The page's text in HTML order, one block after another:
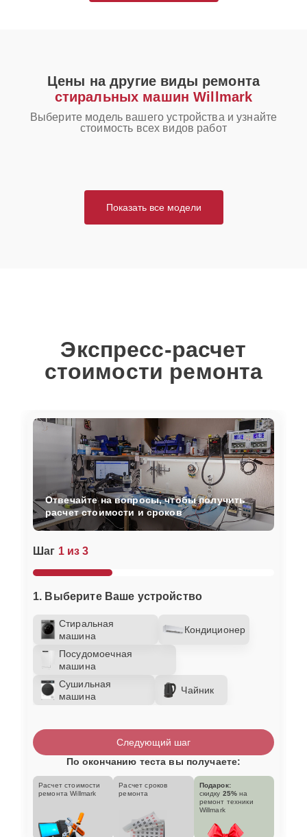
Цены на другие виды ремонта
стиральных машин Willmark
Выберите модель вашего устройства и узнайте
стоимость всех видов работ
Показать все модели
Экспресс-расчет
стоимости ремонта
Шаг 1 из 3
1. Выберите Ваше устройство
Стиральная
машина
Кондиционер
Посудомоечная
машина
Сушильная
машина
Чайник
Отвечайте на вопросы, чтобы получить
расчет стоимости и сроков
Следующий шаг
По окончанию теста вы получаете:
Расчет стоимости
ремонта Willmark
Расчет сроков
ремонта
Подарок:
скидку 25% на
ремонт техники
Willmark